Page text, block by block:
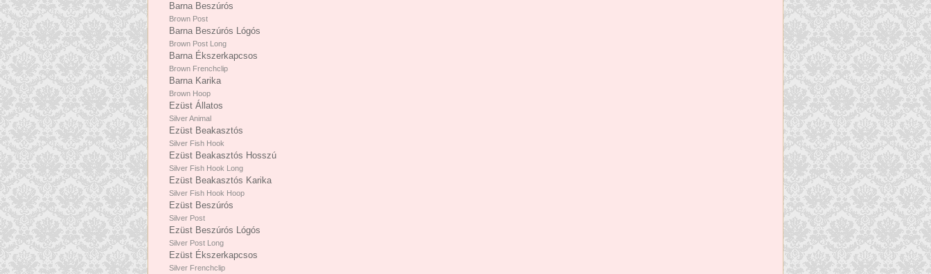
Barna Beszúrós
Brown Post
Barna Beszúrós Lógós
Brown Post Long
Barna Ékszerkapcsos
Brown Frenchclip
Barna Karika
Brown Hoop
Ezüst Állatos
Silver Animal
Ezüst Beakasztós
Silver Fish Hook
Ezüst Beakasztós Hosszú
Silver Fish Hook Long
Ezüst Beakasztós Karika
Silver Fish Hook Hoop
Ezüst Beszúrós
Silver Post
Ezüst Beszúrós Lógós
Silver Post Long
Ezüst Ékszerkapcsos
Silver Frenchclip